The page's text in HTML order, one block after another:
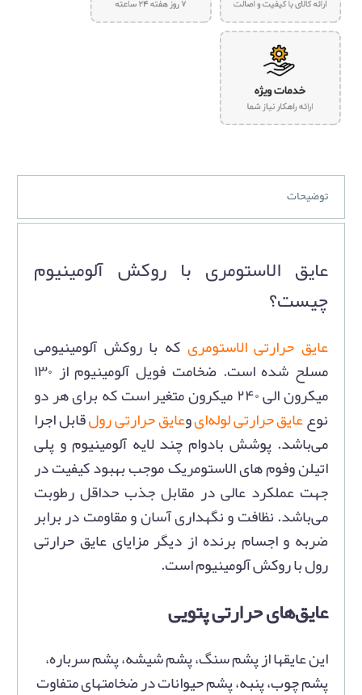
توضیحات
عایق الاستومری با روکش آلومینیوم
چیست؟
عایق حرارتی الاستومری که با روکش آلومینیومی
مسلح شده است. ضخامت فویل آلومینیوم از ۱۳۰
میکرون الی ۲۴۰ میکرون متغیر است که برای هر دو
نوععایق حرارتی لوله‌ایوعایق حرارتی رولقابل اجرا
می‌باشد. پوشش بادوام چند لایه آلومینیوم و پلی
اتیلن وفوم های الاستومریک موجب بهبود کیفیت در
جهت عملکرد عالی در مقابل جذب حداقل رطوبت
می‌باشد. نظافت و نگهداری آسان و مقاومت در برابر
ضربه و اجسام برنده از دیگر مزایای عایق حرارتی
رول با روکش آلومینیوم است.
عایق‌های حرارتی پتویی
این عایقها از پشم سنگ، پشم شیشه، پشم سرباره،
پشم چوب، پنبه، پشم حیوانات در ضخامتهای متفاوت